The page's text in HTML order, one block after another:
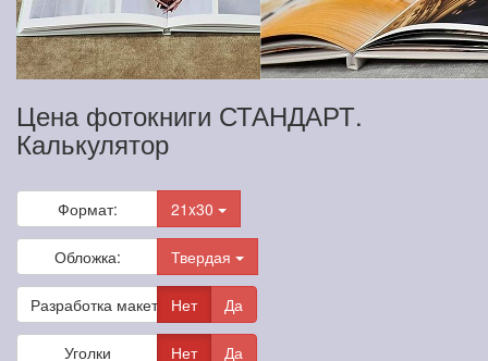
Цена фотокниги СТАНДАРТ.
Калькулятор
Формат: 21x30
Обложка: Твердая
Разработка макета Нет Да
Уголки Нет Да